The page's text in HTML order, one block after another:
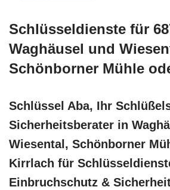
Schlüsseldienste für
Waghäusel und
Schönborner Mühle
Schlüssel Aba, Ihr
Sicherheitsberater in
Wiesental, Schönborner
Kirrlach für
Einbruchschutz &